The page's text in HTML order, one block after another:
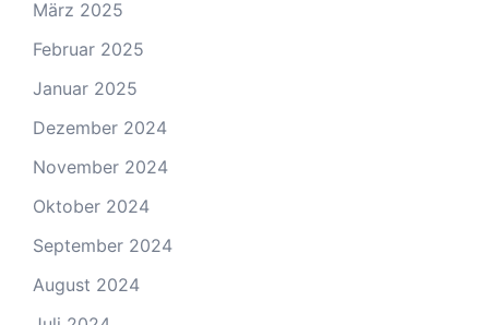
März 2025
Februar 2025
Januar 2025
Dezember 2024
November 2024
Oktober 2024
September 2024
August 2024